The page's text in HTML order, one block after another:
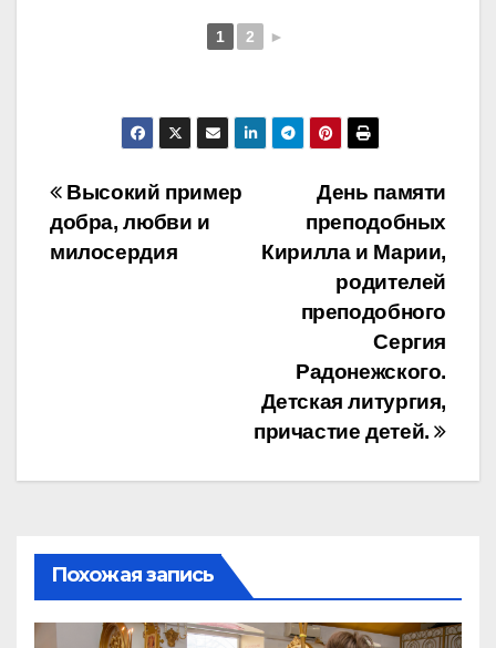
1 2 ►
Навигация
по
День памяти
преподобных
Кирилла и Марии,
родителей
преподобного
Сергия
Радонежского.
Детская литургия,
причастие детей.
Высокий пример
добра, любви и
милосердия
Похожая запись